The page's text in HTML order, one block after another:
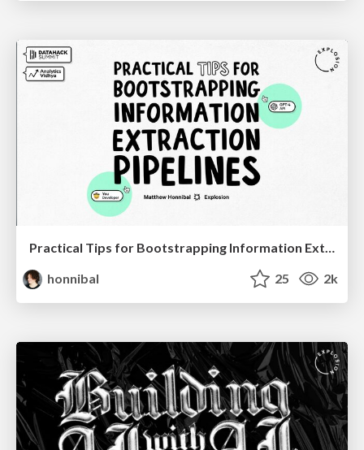
Practical Tips for Bootstrapping Information Extraction Pipelines
honnibal
25 2k